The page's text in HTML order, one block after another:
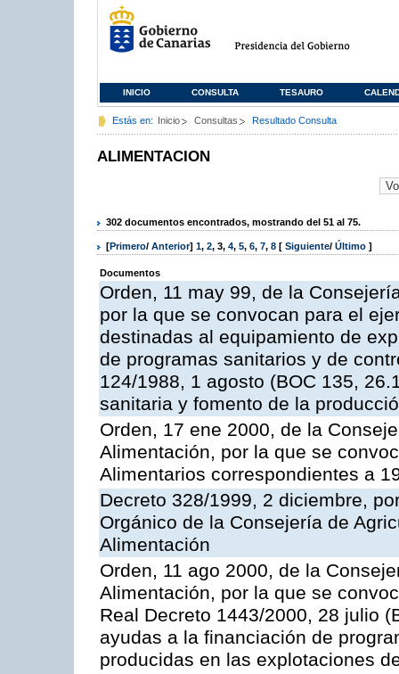
INICIO CONSULTA TESAURO
Estás en: Inicio Consultas Resultado Consulta
ALIMENTACION
302 documentos encontrados, mostrando del 51 al 75.
[Primero/ Anterior] 1, 2, 3, 4, 5, 6, 7, 8 [ Siguiente/ Último ]
Documentos
Orden, 11 may 99, de la
por la que se convocan para el
destinadas al equipamiento de
de programas sanitarios y de
124/1988, 1 agosto (BOC 135,
sanitaria y fomento de la
Orden, 17 ene 2000, de la
Alimentación, por la que se
Alimentarios correspondientes a
Decreto 328/1999, 2 diciembre,
Orgánico de la Consejería de
Alimentación
Orden, 11 ago 2000, de la
Alimentación, por la que se
Real Decreto 1443/2000, 28 julio
ayudas a la financiación de
producidas en las explotaciones